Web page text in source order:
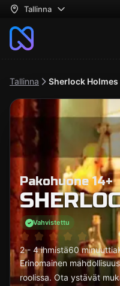
Tallinna
Tallinna Sherlock Holmes
Pakohuone 14+
Vahvistettu
2 - 4 ihmistä60 minuuttia
Erinomainen
roolissa. Ota ystävät